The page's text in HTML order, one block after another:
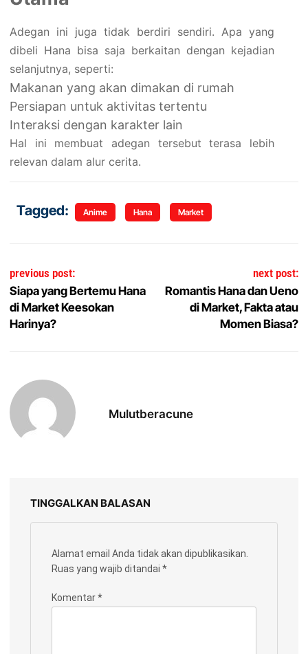
Adegan ini juga tidak berdiri sendiri. Apa yang
dibeli Hana bisa saja berkaitan dengan kejadian
selanjutnya, seperti:
Makanan yang akan dimakan di rumah
Persiapan untuk aktivitas tertentu
Interaksi dengan karakter lain
Hal ini membuat adegan tersebut terasa lebih
relevan dalam alur cerita.
Tagged: Anime Hana Market
Navigasi pos
previous post:
Siapa yang Bertemu Hana
di Market Keesokan
Harinya?
next post:
Romantis Hana dan Ueno
di Market, Fakta atau
Momen Biasa?
Mulutberacune
TINGGALKAN BALASAN
Alamat email Anda tidak akan dipublikasikan.
Ruas yang wajib ditandai *
Komentar*